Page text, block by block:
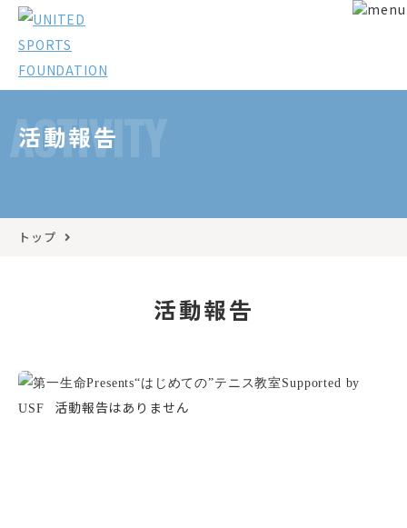
ACTIVITY
活動報告
トップ
活動報告